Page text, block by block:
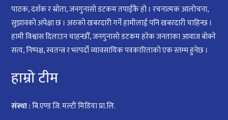
पाठक, दर्शक र स्रोता, जनगुनासो डटकम तपाईंकै हो । रचनात्मक आलोचना,
सुझावको अपेक्षा छ । अरुको खबरदारी गर्ने हामीलाई पनि खबरदारी चाहिन्छ ।
हामी विश्वास दिलाउन चाहन्छौँ, जनगुनासो डटकम हरेक जनताका आवाज बोक्ने
सत्य, निष्पक्ष, स्वतन्त्र र भरपर्दो व्यावसायिक पत्रकारिताको एक स्तम्भ हुनेछ ।
हाम्रो टीम
संस्था :बि.एण्ड जि. मल्टी मिडिया प्रा.लि.